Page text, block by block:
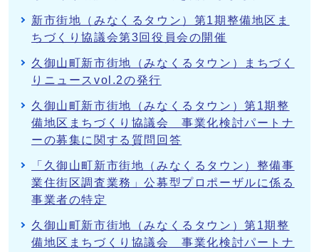
新市街地（みなくるタウン）第1期整備地区ま
ちづくり協議会第3回役員会の開催
久御山町新市街地（みなくるタウン）まちづく
りニュースvol.2の発行
久御山町新市街地（みなくるタウン）第1期整
備地区まちづくり協議会 事業化検討パートナ
ーの募集に関する質問回答
「久御山町新市街地（みなくるタウン）整備事
業住街区調査業務」公募型プロポーザルに係る
事業者の特定
久御山町新市街地（みなくるタウン）第1期整
備地区まちづくり協議会 事業化検討パートナ